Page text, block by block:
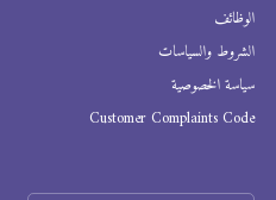
الوظائف
الشروط والسياسات
سياسة الخصوصية
Customer Complaints Code